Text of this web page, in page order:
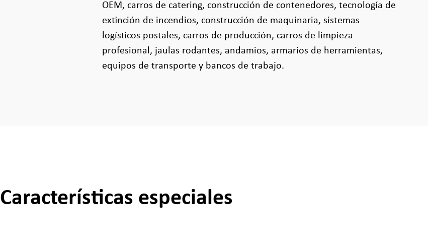
OEM, carros de catering, construcción de contenedores, tecnología de
extinción de incendios, construcción de maquinaria, sistemas
logísticos postales, carros de producción, carros de limpieza
profesional, jaulas rodantes, andamios, armarios de herramientas,
equipos de transporte y bancos de trabajo.
Características especiales